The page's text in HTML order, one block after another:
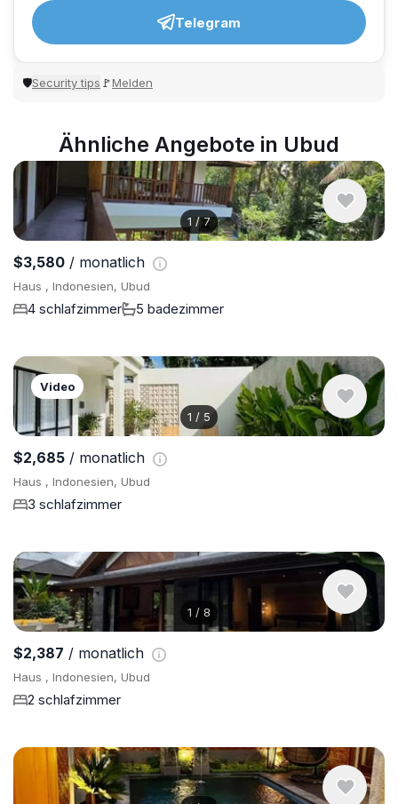
Telegram
🛡Security tips 🚩Melden
Ähnliche Angebote in Ubud
1 /7
$3,580 / monatlich
Haus , Indonesien, Ubud
4 schlafzimmer 5 badezimmer
1 / 5
Video
$2,685 / monatlich
Haus , Indonesien, Ubud
3 schlafzimmer
1 / 8
$2,387 / monatlich
Haus , Indonesien, Ubud
2 schlafzimmer